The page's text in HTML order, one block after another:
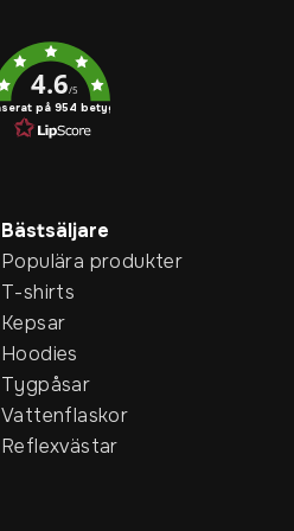
4.6/5
på 954 betyg
Bästsäljare
Populära produkter
T-shirts
Kepsar
Hoodies
Tygpåsar
Vattenflaskor
Reflexvästar